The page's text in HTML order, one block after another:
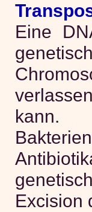
Eine
Excision